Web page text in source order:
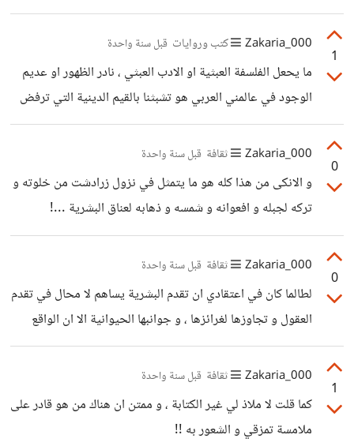
انواع الحروب و الصراعات الكبيرة منها و الصغيرة منذ القدم
تتمحور حول الموارد ....
1
Zakaria_000 كتب وروايات قبل سنة واحدة
ما يحعل الفلسفة العبثية او الادب العبثي ، نادر الظهور او عديم
الوجود في عالمني العربي هو تشبثنا بالقيم الدينية التي ترفض
هذه الفلسفة و قريناتها ، و ان لم يكن سوى تشبث ضمني و غير
صريح . و في ديننا الاسلامي تلخص هذه الفلسفة في غموض
طرق تصريف القضاء و القدر ، "يخرج الحي من الميت و الميت
من الحي ، و يولد الشر من رحم الخير و الخير من رحم الشر ...
0
Zakaria_000 ثقافة قبل سنة واحدة
و الانكى من هذا كله هو ما يتمثل في نزول زرادشت من خلوته و
تركه لجبله و افعوانه و شمسه و ذهابه لعناق البشرية ...!
0
Zakaria_000 ثقافة قبل سنة واحدة
لطالما كان في اعتقادي ان تقدم البشرية يساهم لا محال في تقدم
العقول و تجاوزها لغرائزها ، و جوانبها الحيوانية الا ان الواقع
صادم ، كأنما التخلف لدى شعوبنا بات شرطا لتقدم البشرية ..!؟
1
Zakaria_000 ثقافة قبل سنة واحدة
كما قلت لا ملاذ لي غير الكتابة ، و ممتن ان هناك من هو قادر على
ملامسة تمزقي و الشعور به !!